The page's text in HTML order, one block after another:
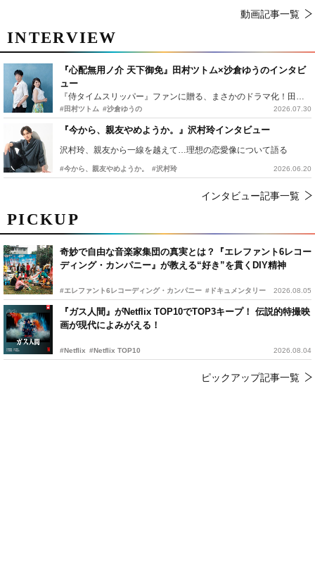
PICKUP
奇妙で自由な音楽家集団の真実とは？『エレファント6レコー
ディング・カンパニー』が教える“好き”を貫くDIY精神
#エレファント6レコーディング・カンパニー #ドキュメンタリー 2026.08.05
『ガス人間』がNetflix TOP10でTOP3キープ！ 伝説的特撮映
画が現代によみがえる！
#Netflix #Netflix TOP10 2026.08.04
ピックアップ記事一覧
動画記事一覧
INTERVIEW
『心配無用ノ介 天下御免』田村ツトム×沙倉ゆうのインタビ
ュー
『侍タイムスリッパー』ファンに贈る、まさかのドラマ化！田村ツトム×沙倉ゆうのが語る『心配無用ノ介』撮影秘話
#田村ツトム #沙倉ゆうの 2026.07.30
『今から、親友やめようか。』沢村玲インタビュー
沢村玲、親友から一線を越えて…理想の恋愛像について語る
#今から、親友やめようか。 #沢村玲 2026.06.20
インタビュー記事一覧